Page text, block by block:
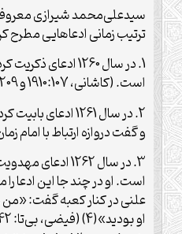
سیدعلی‌محمد شیرازی معروف
ترتیب زمانی ادعاهایی مطرح
1. در سال 1260
است. (کاشانی، 1910:107 و 209؛ فیضی، بی‌تا: 149 و 150)
و گفت دروازه ارتباط با امام
3. در سال 1262
است. او در چند جا این ادعا
علنی در کنار کعبه گفت: